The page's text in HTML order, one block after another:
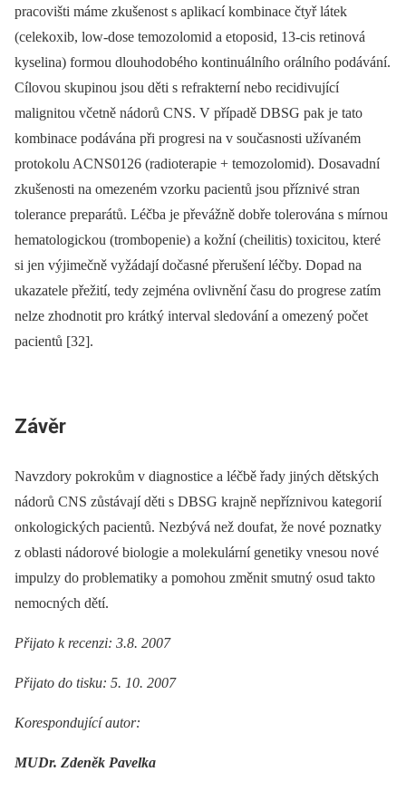
pracovišti máme zkušenost s aplikací kombinace čtyř látek
(celekoxib, low-dose temozolomid a etoposid, 13-cis retinová
kyselina) formou dlouhodobého kontinuálního orálního podávání.
Cílovou skupinou jsou děti s refrakterní nebo recidivující
malignitou včetně nádorů CNS. V případě DBSG pak je tato
kombinace podávána při progresi na v současnosti užívaném
protokolu ACNS0126 (radioterapie + temozolomid). Dosavadní
zkušenosti na omezeném vzorku pacientů jsou příznivé stran
tolerance preparátů. Léčba je převážně dobře tolerována s mírnou
hematologickou (trombopenie) a kožní (cheilitis) toxicitou, které
si jen výjimečně vyžádají dočasné přerušení léčby. Dopad na
ukazatele přežití, tedy zejména ovlivnění času do progrese zatím
nelze zhodnotit pro krátký interval sledování a omezený počet
pacientů [32].
Závěr
Navzdory pokrokům v diagnostice a léčbě řady jiných dětských
nádorů CNS zůstávají děti s DBSG krajně nepříznivou kategorií
onkologických pacientů. Nezbývá než doufat, že nové poznatky
z oblasti nádorové biologie a molekulární genetiky vnesou nové
impulzy do problematiky a pomohou změnit smutný osud takto
nemocných dětí.
Přijato k recenzi: 3.8. 2007
Přijato do tisku: 5. 10. 2007
Korespondující autor:
MUDr. Zdeněk Pavelka